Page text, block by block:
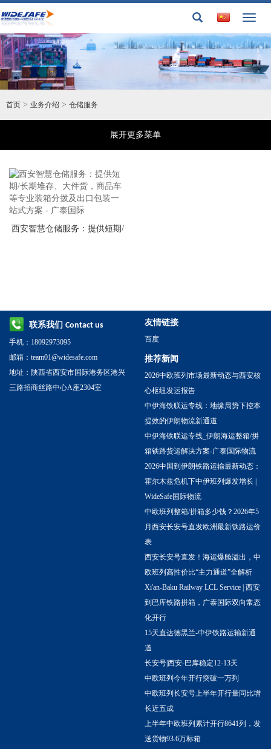
首页 > 业务介绍 > 仓储服务
展开更多菜单
西安智慧仓储服务：提供短期/
联系我们 Contact us
手机：18092973095
邮箱：team01@widesafe.com
地址：陕西省西安市国际港务区港兴
三路招商丝路中心A座2304室
友情链接
百度
推荐新闻
2026中欧班列市场最新动态与西安核
心枢纽发运报告
中伊海铁联运专线：地缘局势下控本
提效的伊朗物流新通道
中伊海铁联运专线_伊朗海运整箱/拼
箱铁路货运解决方案-广泰国际物流
2026中国到伊朗铁路运输最新动态：
霍尔木兹危机下中伊班列爆发增长 |
WideSafe国际物流
中欧班列整箱/拼箱多少钱？2026年5
月西安长安号直发欧洲最新铁路运价
表
西安长安号直发！海运爆舱溢出，中
欧班列高性价比“主力通道”全解析
Xi'an-Baku Railway LCL Service | 西安
到巴库铁路拼箱，广泰国际双向常态
化开行
15天直达德黑兰-中伊铁路运输新通
道
长安号|西安-巴库稳定12-13天
中欧班列今年开行突破一万列
中欧班列长安号上半年开行量同比增
长近五成
上半年中欧班列累计开行8641列，发
送货物93.6万标箱